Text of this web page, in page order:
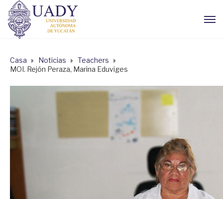
Casa Noticias
Teachers
MOI. Rejón Peraza, Marina Eduviges